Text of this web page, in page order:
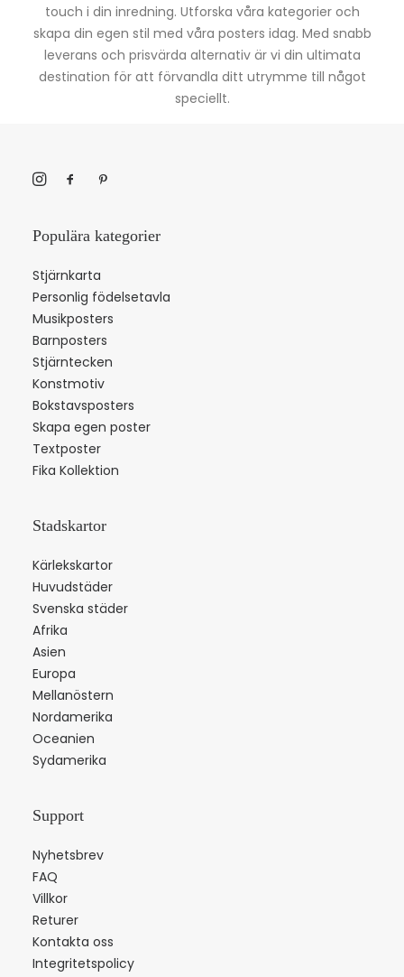
touch i din inredning. Utforska våra kategorier och
skapa din egen stil med våra posters idag. Med snabb
leverans och prisvärda alternativ är vi din ultimata
destination för att förvandla ditt utrymme till något
speciellt.
Populära kategorier
Stjärnkarta
Personlig födelsetavla
Musikposters
Barnposters
Stjärntecken
Konstmotiv
Bokstavsposters
Skapa egen poster
Textposter
Fika Kollektion
Stadskartor
Kärlekskartor
Huvudstäder
Svenska städer
Afrika
Asien
Europa
Mellanöstern
Nordamerika
Oceanien
Sydamerika
Support
Nyhetsbrev
FAQ
Villkor
Returer
Kontakta oss
Integritetspolicy